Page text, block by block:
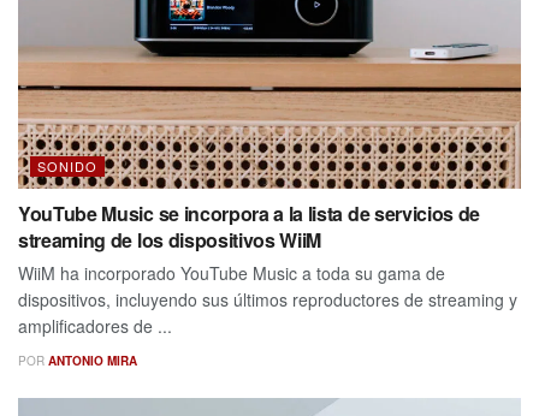
SONIDO
YouTube Music se incorpora a la lista de servicios de
streaming de los dispositivos WiiM
WiiM ha incorporado YouTube Music a toda su gama de
dispositivos, incluyendo sus últimos reproductores de streaming y
amplificadores de ...
POR ANTONIO MIRA